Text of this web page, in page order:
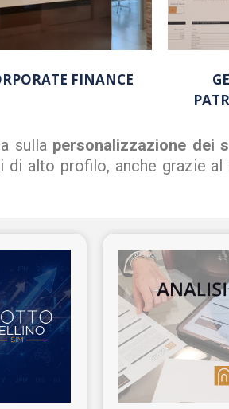
FINANCE
sulla personalizzazione dei
alto profilo, anche grazie